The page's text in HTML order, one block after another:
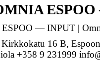
— INPUT |
16 B, Espoon
+358 9 231999